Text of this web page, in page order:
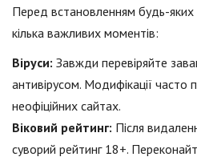
Перед встановленням будь-
кілька важливих моментів:
Віруси: Завжди перевіряйте
антивірусом. Модифікації
неофіційних сайтах.
Віковий рейтинг: Після
суворий рейтинг 18+.